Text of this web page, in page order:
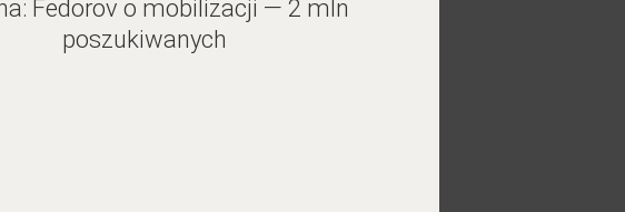
Fedorov o mobilizacji — 2 mln
poszukiwanych